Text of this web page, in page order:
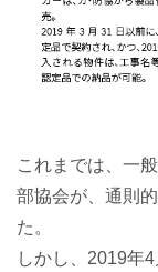
これまでは、一
部協会が、通則
た。
しかし、2019年